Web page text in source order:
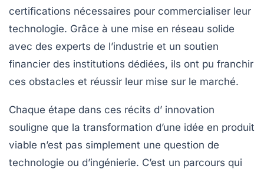
certifications nécessaires pour commercialiser leur
technologie. Grâce à une mise en réseau solide
avec des experts de l’industrie et un soutien
financier des institutions dédiées, ils ont pu franchir
ces obstacles et réussir leur mise sur le marché.
Chaque étape dans ces récits d’ innovation
souligne que la transformation d’une idée en produit
viable n’est pas simplement une question de
technologie ou d’ingénierie. C’est un parcours qui